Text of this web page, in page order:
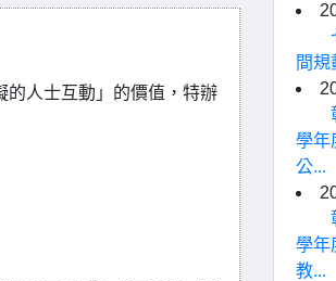
的人士互動」的價值，特辦
間規
學年
公...
學年
教...